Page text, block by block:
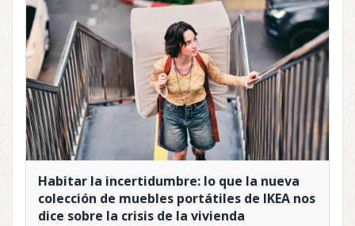
Habitar la incertidumbre: lo que la nueva
colección de muebles portátiles de IKEA nos
dice sobre la crisis de la vivienda